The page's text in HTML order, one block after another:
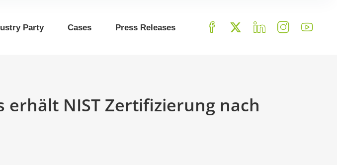
Party Cases Press Releases
erhält NIST Zertifizierung nach